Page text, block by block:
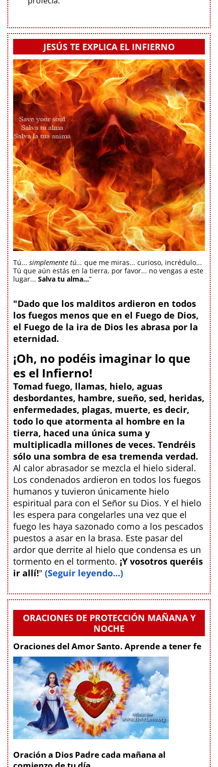
JESÚS TE EXPLICA EL INFIERNO
Tú... simplemente tú... que me miras... curioso, incrédulo...
Tú que aún estás en la tierra, por favor... no vengas a este
lugar... Salva tu alma...”
"Dado que los malditos ardieron en todos
los fuegos menos que en el Fuego de Dios,
el Fuego de la ira de Dios les abrasa por la
eternidad.
¡Oh, no podéis imaginar lo que
es el Infierno!
Tomad fuego, llamas, hielo, aguas
desbordantes, hambre, sueño, sed, heridas,
enfermedades, plagas, muerte, es decir,
todo lo que atormenta al hombre en la
tierra, haced una única suma y
multiplicadla millones de veces. Tendréis
sólo una sombra de esa tremenda verdad.
Al calor abrasador se mezcla el hielo sideral.
Los condenados ardieron en todos los fuegos
humanos y tuvieron únicamente hielo
espiritual para con el Señor su Dios. Y el hielo
les espera para congelarles una vez que el
fuego les haya sazonado como a los pescados
puestos a asar en la brasa. Este pasar del
ardor que derrite al hielo que condensa es un
tormento en el tormento. ¡Y vosotros queréis
ir allí!" (Seguir leyendo...)
ORACIONES DE PROTECCIÓN MAÑANA Y
NOCHE
Oraciones del Amor Santo. Aprende a tener fe
Oración a Dios Padre cada mañana al